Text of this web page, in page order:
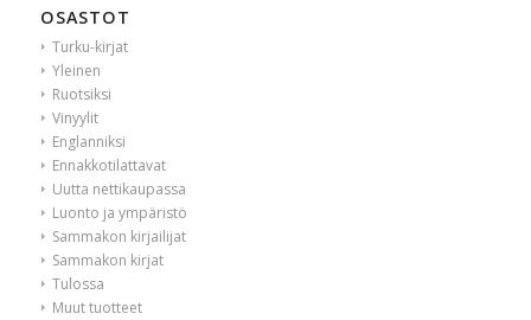
OSASTOT
Turku-kirjat
Yleinen
Ruotsiksi
Vinyylit
Englanniksi
Ennakkotilattavat
Uutta nettikaupassa
Luonto ja ympäristö
Sammakon kirjailijat
Sammakon kirjat
Tulossa
Muut tuotteet